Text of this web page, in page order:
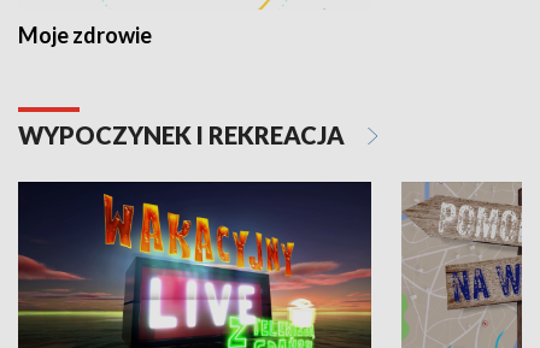
Moje zdrowie
WYPOCZYNEK I REKREACJA